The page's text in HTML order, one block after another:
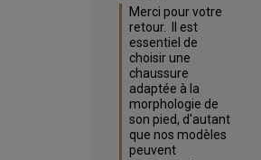
Merci pour votre
retour.  Il est
essentiel de
choisir une
chaussure
adaptée à la
morphologie de
son pied, d'autant
que nos modèles
peuvent